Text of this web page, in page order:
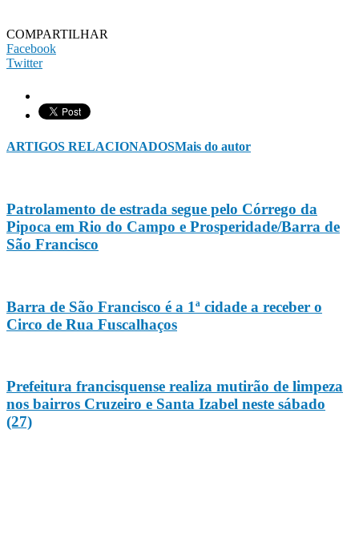
COMPARTILHAR
Facebook
Twitter
ARTIGOS RELACIONADOSMais do autor
Patrolamento de estrada segue pelo Córrego da
Pipoca em Rio do Campo e Prosperidade/Barra de
São Francisco
Barra de São Francisco é a 1ª cidade a receber o
Circo de Rua Fuscalhaços
Prefeitura francisquense realiza mutirão de limpeza
nos bairros Cruzeiro e Santa Izabel neste sábado
(27)